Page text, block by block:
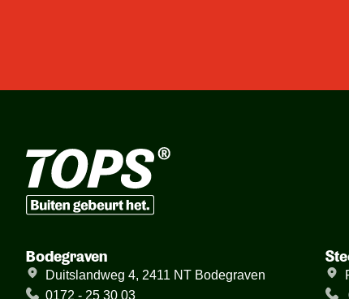
Bodegraven
Duitslandweg 4, 2411 NT Bodegraven
0172 - 25 30 03